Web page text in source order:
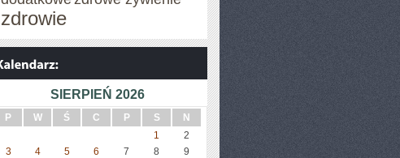
zdrowie
SIERPIEŃ 2026
P W Ś C P S
N
1
2
3
4 5 6 7 8
9